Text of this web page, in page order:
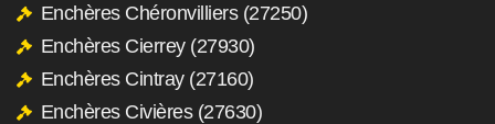
Enchères Chéronvilliers (27250)
Enchères Cierrey (27930)
Enchères Cintray (27160)
Enchères Civières (27630)